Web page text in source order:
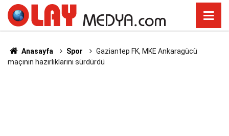
Anasayfa Spor
Gaziantep FK, MKE Ankaragücü
maçının hazırlıklarını sürdürdü